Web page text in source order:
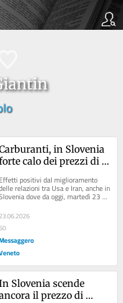
in Slovenia
calo dei prezzi di
Effetti positivi dal miglioramento
relazioni tra Usa e Iran, anche in
dove da oggi, martedì 23
giugno, gli automobilisti potranno...
23.06.2026
Slovenia scende
il prezzo di